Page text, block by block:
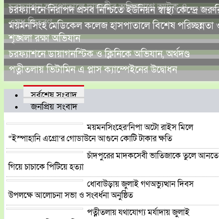
চরফ্যাশন হাসপাতালে দালালীর অভিযোগে আটক-৪
চরফ্যাশনে নিরাপদ প্রসব নিশ্চিতে ইউনিয়ন স্বাস্থ্য কেন্দ্রে
ওষুধ বিতরণ
ময়মনসিংহ মেডিকেল কলেজ হাসপাতালে বিশেষ পরিচ্ছন্নতা
শৃঙ্খলা রক্ষা অভিযান
চরফ্যাশনে ডায়াগনস্টিক ও ক্লিনিকে অভিযান, অর্থদণ্ড
পত্নীতলায় ভিটামিন এ প্লাস ক্যাম্পেইনের উদ্বোধন
সর্বশেষ সংবাদ
জনপ্রিয় সংবাদ
ময়মনসিংহের’নিপা অটো রাইস মিলে
“ইস্পাহানি এগ্রো’র গোডাউনে আগুনে কোটি টাকার ক্ষতি
চাঁদপুরের মাদকসেবী ভাতিজাকে তুলে আনতে
গিয়ে চাচাকে পিটিয়ে হত্যা
ধোবাউড়ায় জুলাই গণঅভ্যুত্থান দিবস
উপলক্ষে আলোচনা সভা ও সংবর্ধনা অনুষ্ঠিত
পত্নীতলায় যথাযোগ্য মর্যাদায় জুলাই